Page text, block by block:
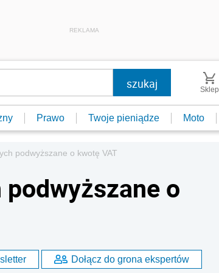
REKLAMA
Sklep
Prawo Twoje pieniądze Moto
podwyższane o kwotę VAT
podwyższane o
Dołącz do grona ekspertów